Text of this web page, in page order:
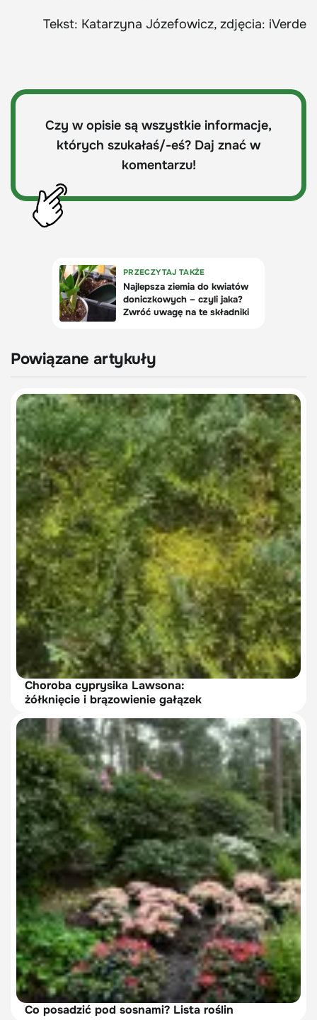
Tekst: Katarzyna Józefowicz, zdjęcia: iVerde
Czy w opisie są wszystkie informacje,
których szukałaś/-eś? Daj znać w
komentarzu!
Powiązane artykuły
Choroba cyprysika Lawsona:
żółknięcie i brązowienie gałązek
Co posadzić pod sosnami? Lista roślin